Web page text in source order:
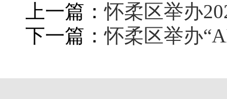
上一篇：怀柔区举办
下一篇：怀柔区举办